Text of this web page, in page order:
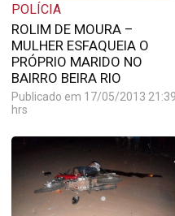
POLÍCIA
ROLIM DE MOURA –
MULHER ESFAQUEIA O
PRÓPRIO MARIDO NO
BAIRRO BEIRA RIO
Publicado em 17/05/2013 21:39
hrs